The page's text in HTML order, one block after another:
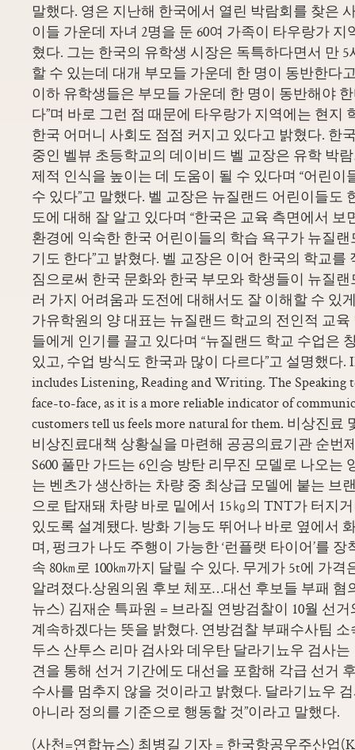
말했다. 영은 지난해 한국에서 열린 박람회를 찾은
이들 가운데 자녀 2명을 둔 60여 가족이 타우랑가
혔다. 그는 한국의 유학생 시장은 독특하다면서 만
할 수 있는데 대개 부모들 가운데 한 명이 동반한다
이하 유학생들은 부모들 가운데 한 명이 동반해야
다”며 바로 그런 점 때문에 타우랑가 지역에는 현지
한국 어머니 사회도 점점 커지고 있다고 밝혔다. 한
중인 벨뷰 초등학교의 데이비드 벨 교장은 유학 박
제적 인식을 높이는 데 도움이 될 수 있다며 “어린이
수 있다”고 말했다. 벨 교장은 뉴질랜드 어린이들도
도에 대해 잘 알고 있다며 “한국은 교육 측면에서 보
환경에 익숙한 한국 어린이들의 학습 욕구가 뉴질
기도 한다”고 밝혔다. 벨 교장은 이어 한국의 학교를
짐으로써 한국 문화와 한국 부모와 학생들이 뉴질
러 가지 어려움과 도전에 대해서도 잘 이해할 수 있
가유학원의 양 대표는 뉴질랜드 학교의 전인적 교
들에게 인기를 끌고 있다며 “뉴질랜드 학교 수업은
있고, 수업 방식도 한국과 많이 다르다”고 설명했다.
includes Listening, Reading and Writing. The Speaking
face-to-face, as it is a more reliable indicator of
customers tell us feels more natural for them. 비상진
비상진료대책 상황실을 마련해 공공의료기관 순번
S600 풀만 가드는 6인승 방탄 리무진 모델로 나오는
는 벤츠가 생산하는 차량 중 최상급 모델에 붙는 브
으로 탑재돼 차량 바로 밑에서 15㎏의 TNT가 터지
있도록 설계됐다. 방화 기능도 뛰어나 바로 옆에서
며, 펑크가 나도 주행이 가능한 ‘런플랫 타이어’를
속 80㎞로 100㎞까지 달릴 수 있다. 무게가 5t에 가
알려졌다.상원의원 후보 체포…대선 후보들 부패 혐
뉴스) 김재순 특파원 = 브라질 연방검찰이 10월 선
계속하겠다는 뜻을 밝혔다. 연방검찰 부패수사팀
두스 산투스 리마 검사와 데우탄 달라기뇨우 검사는
견을 통해 선거 기간에도 대선을 포함해 각급 선거
수사를 멈추지 않을 것이라고 밝혔다. 달라기뇨우
아니라 정의를 기준으로 행동할 것”이라고 말했다.
(사천=연합뉴스) 최병길 기자 = 한국항공우주산업